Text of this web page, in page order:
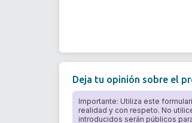
Deja tu opinión sobre el
Importante: Utiliza este
realidad y con respeto. No
introducidos serán públicos